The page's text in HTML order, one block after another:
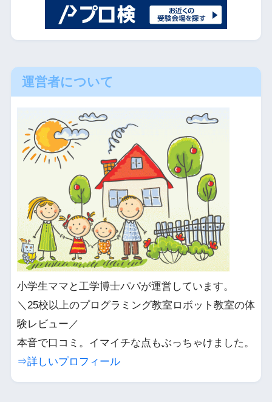
運営者について
小学生ママと工学博士パパが運営しています。
＼25校以上のプログラミング教室ロボット教室の体
験レビュー／
本音で口コミ。イマイチな点もぶっちゃけました。
⇒詳しいプロフィール